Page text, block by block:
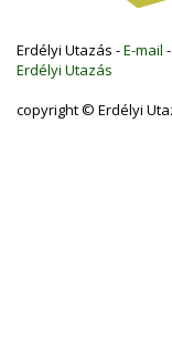
Erdélyi Utazás -E-mail -
Erdélyi Utazás
copyright © Erdélyi